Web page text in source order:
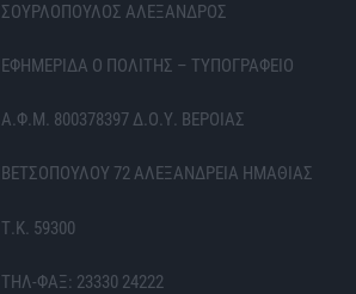
ΣΟΥΡΛΟΠΟΥΛΟΣ ΑΛΕΞΑΝΔΡΟΣ
ΕΦΗΜΕΡΙΔΑ Ο ΠΟΛΙΤΗΣ – ΤΥΠΟΓΡΑΦΕΙΟ
Α.Φ.Μ. 800378397 Δ.Ο.Υ. ΒΕΡΟΙΑΣ
ΒΕΤΣΟΠΟΥΛΟΥ 72 ΑΛΕΞΑΝΔΡΕΙΑ ΗΜΑΘΙΑΣ
Τ.Κ. 59300
ΤΗΛ-ΦΑΞ: 23330 24222